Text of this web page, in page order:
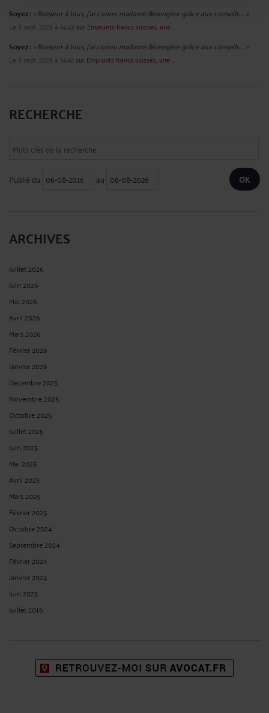
Soyez :« Bonjour à tous, j'ai connu madame Bérengère grâce aux conseils ... »
Le 5 sept. 2025 à 14:43 sur Emprunts francs suisses, une ...
Soyez :« Bonjour à tous, j'ai connu madame Bérengère grâce aux conseils ... »
Le 5 sept. 2025 à 14:42sur Emprunts francs suisses, une ...
RECHERCHE
Publié du au
ARCHIVES
Juillet 2026
Juin 2026
Mai 2026
Avril 2026
Mars 2026
Février 2026
Janvier 2026
Décembre 2025
Novembre 2025
Octobre 2025
Juillet 2025
Juin 2025
Mai 2025
Avril 2025
Mars 2025
Février 2025
Octobre 2024
Septembre 2024
Février 2024
Janvier 2024
Juin 2023
Juillet 2016